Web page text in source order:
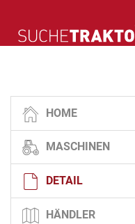
HOME
MASCHINEN
DETAIL
HÄNDLER